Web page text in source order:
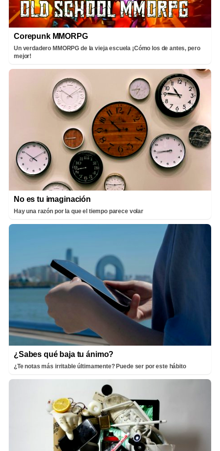
Corepunk MMORPG
Un verdadero MMORPG de la vieja escuela ¡Cómo los de antes, pero
mejor!
No es tu imaginación
Hay una razón por la que el tiempo parece volar
¿Sabes qué baja tu ánimo?
¿Te notas más irritable últimamente? Puede ser por este hábito